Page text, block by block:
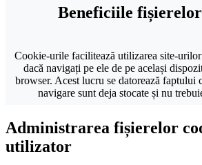
Beneficiile
Cookie-urile facilitează utilizarea site-
dacă navigați pe ele de pe același
browser. Acest lucru se datorează faptului
navigare sunt deja stocate și nu
Administrarea fișierelor
utilizator